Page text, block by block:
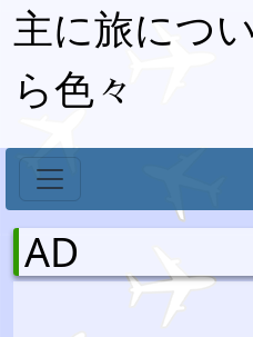
主に旅につ
ら色々
AD